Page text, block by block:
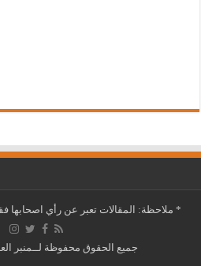
* ملاحظة: المقالات تعبر عن رأي اصحابها
جميع الحقوق محفوظة لــمنبر العراق الحر